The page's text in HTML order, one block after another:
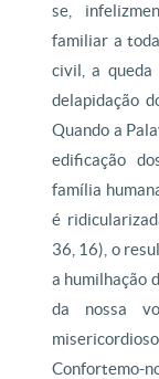
se,
familiar a
civil, a queda
delapidação
Quando a
edificação
família
é
36, 16), o
a humilhação
da nossa
Confortemo-